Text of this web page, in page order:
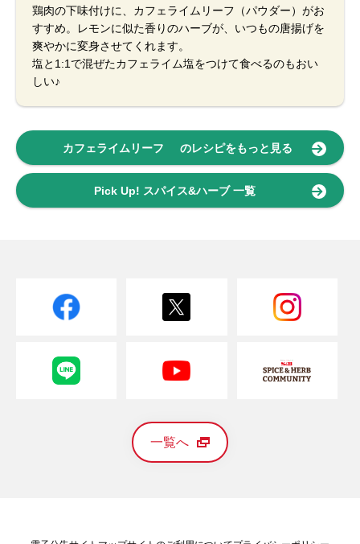
鶏肉の下味付けに、カフェライムリーフ（パウダー）がお
すすめ。レモンに似た香りのハーブが、いつもの唐揚げを
爽やかに変身させてくれます。
塩と1:1で混ぜたカフェライム塩をつけて食べるのもおい
しい♪
カフェライムリーフ のレシピをもっと見る
Pick Up! スパイス&ハーブ 一覧
一覧へ